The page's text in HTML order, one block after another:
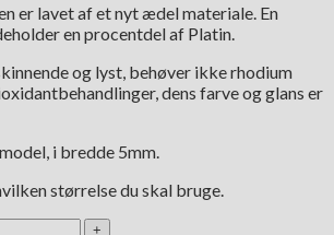
er lavet af et nyt ædel materiale. En
en procentdel af Platin.
og lyst, behøver ikke rhodium
dens farve og glans er
i bredde 5mm.
størrelse du skal bruge.